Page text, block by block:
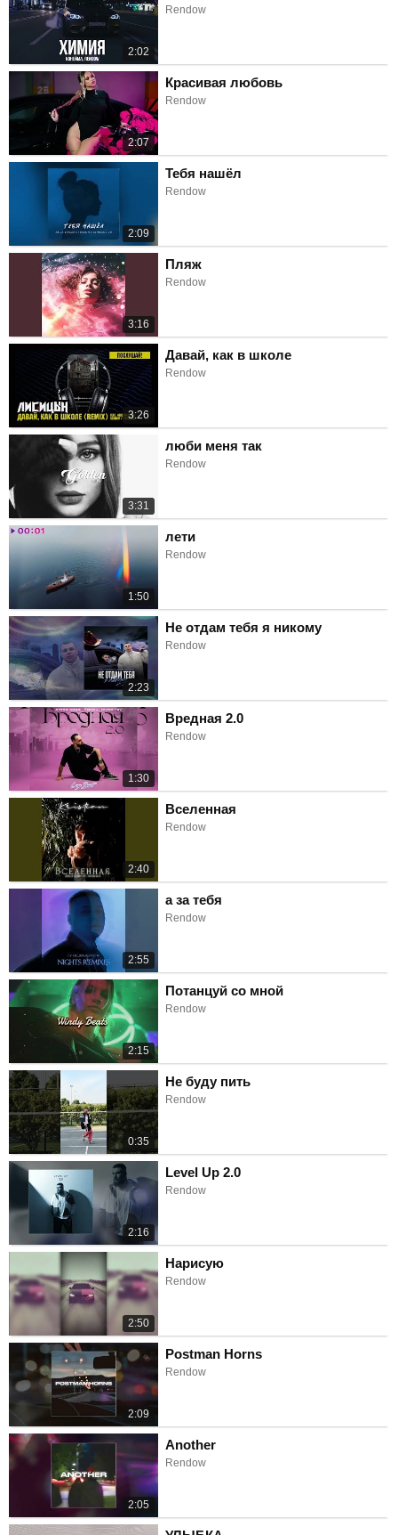
2:02
Rendow
2:07
Красивая любовь
Rendow
2:09
Тебя нашёл
Rendow
3:16
Пляж
Rendow
3:26
Давай, как в школе
Rendow
3:31
люби меня так
Rendow
1:50
лети
Rendow
2:23
Не отдам тебя я никому
Rendow
1:30
Вредная 2.0
Rendow
2:40
Вселенная
Rendow
2:55
а за тебя
Rendow
2:15
Потанцуй со мной
Rendow
0:35
Не буду пить
Rendow
2:16
Level Up 2.0
Rendow
2:50
Нарисую
Rendow
2:09
Postman Horns
Rendow
2:05
Another
Rendow